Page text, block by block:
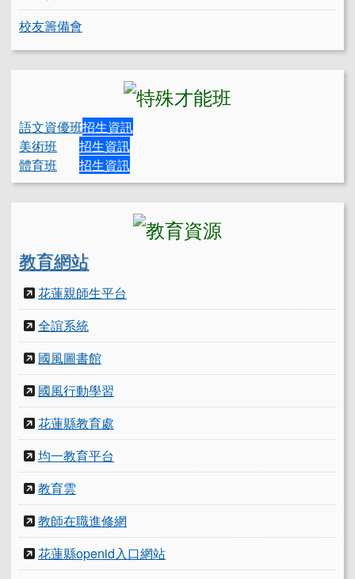
校友籌備會
語文資優班招生資訊
美術班
招生資訊
體育班
招生資訊
教育網站
花蓮親師生平台
全誼系統
國風圖書館
國風行動學習
花蓮縣教育處
均一教育平台
教育雲
教師在職進修網
花蓮縣openid入口網站